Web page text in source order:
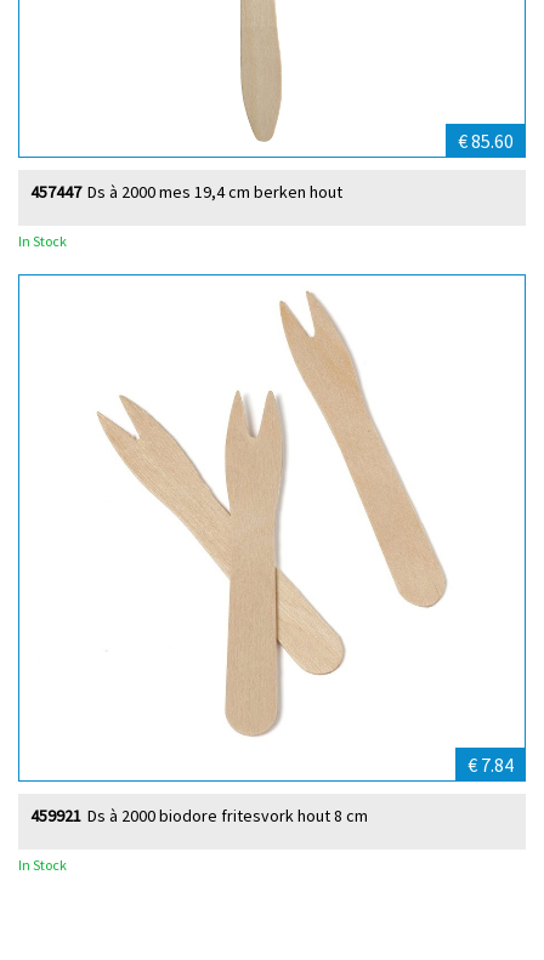
€ 85.60
Ds à 2000 mes 19,4 cm berken hout
457447
In Stock
€ 7.84
Ds à 2000 biodore fritesvork hout 8 cm
459921
In Stock